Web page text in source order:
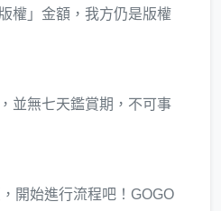
權」金額，我方仍是版權
並無七天鑑賞期，不可事
開始進行流程吧！GOGO